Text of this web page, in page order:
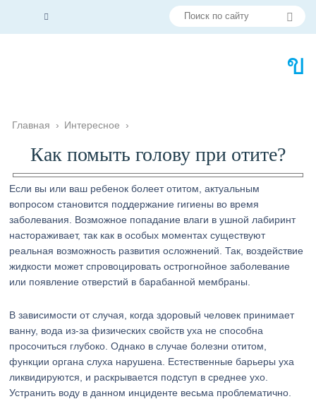
Главная › Интересное ›
Как помыть голову при отите?
Если вы или ваш ребенок болеет отитом, актуальным
вопросом становится поддержание гигиены во время
заболевания. Возможное попадание влаги в ушной лабиринт
настораживает, так как в особых моментах существуют
реальная возможность развития осложнений. Так, воздействие
жидкости может спровоцировать острогнойное заболевание
или появление отверстий в барабанной мембраны.
В зависимости от случая, когда здоровый человек принимает
ванну, вода из-за физических свойств уха не способна
просочиться глубоко. Однако в случае болезни отитом,
функции органа слуха нарушена. Естественные барьеры уха
ликвидируются, и раскрывается подступ в среднее ухо.
Устранить воду в данном инциденте весьма проблематично.